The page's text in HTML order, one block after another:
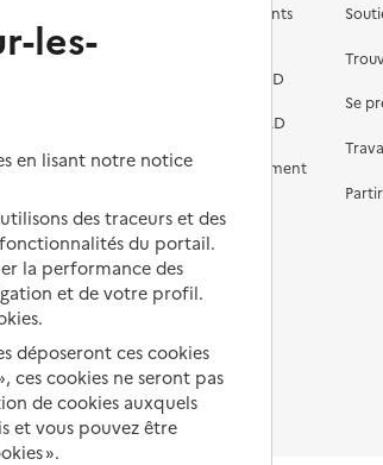
avec
Les différents établissements
Préparer l'entrée en EHPAD
Aides financières en EHPAD
Prévention, accompagnement
Comprendre les prix en
EHPAD
Droits en EHPAD
Fin de vie en EHPAD
Se
les-
en lisant notre notice
des traceurs et des
du portail.
la performance des
et de votre profil.
déposeront ces cookies
ces cookies ne seront pas
de cookies auxquels
et vous pouvez être
».